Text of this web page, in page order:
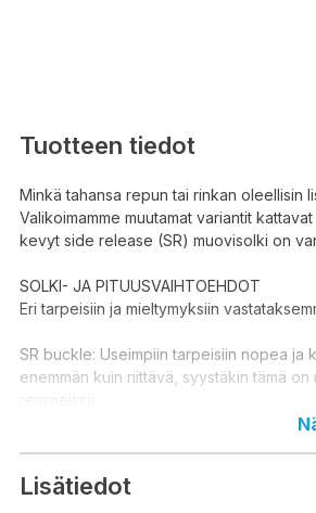
Tuotteen tiedot
Minkä tahansa repun tai rinkan oleellisin
Valikoimamme muutamat variantit
kevyt side release (SR) muovisolki on
SOLKI- JA PITUUSVAIHTOEHDOT
Eri tarpeisiin ja mieltymyksiin
SR buckle: Useimpiin tarpeisiin nopea ja
enemmän kuin riittävä, syystäkin tämä on
haluta repun/rinkan ulkopuolelle
Lisätiedot